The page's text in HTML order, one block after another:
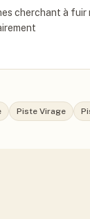
cherchant à
Piste Virage